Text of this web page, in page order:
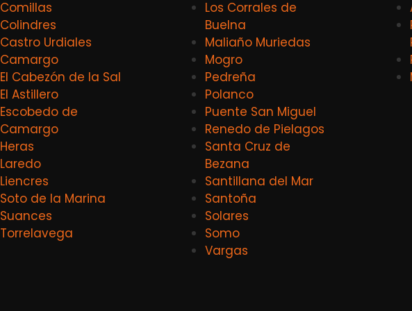
Comillas
Colindres
Castro Urdiales
Camargo
El Cabezón de la Sal
El Astillero
Escobedo de
Camargo
Heras
Laredo
Liencres
Soto de la Marina
Suances
Torrelavega
Los Corrales de
Buelna
Maliaño Muriedas
Mogro
Pedreña
Polanco
Puente San Miguel
Renedo de Pielagos
Santa Cruz de
Bezana
Santillana del Mar
Santoña
Solares
Somo
Vargas